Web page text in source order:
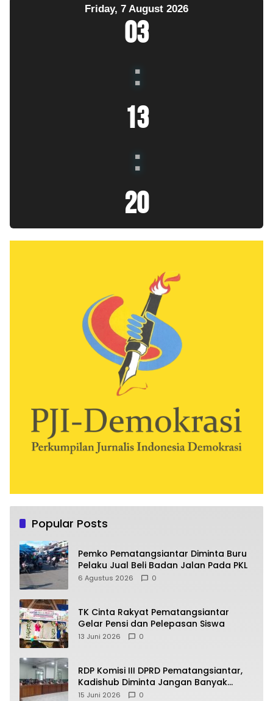
Friday, 7 August 2026
03
:
13
:
21
Popular Posts
Pemko Pematangsiantar Diminta Buru
Pelaku Jual Beli Badan Jalan Pada PKL
6 Agustus 2026 0
TK Cinta Rakyat Pematangsiantar
Gelar Pensi dan Pelepasan Siswa
13 Juni 2026 0
RDP Komisi III DPRD Pematangsiantar,
Kadishub Diminta Jangan Banyak
Alasan
15 Juni 2026 0